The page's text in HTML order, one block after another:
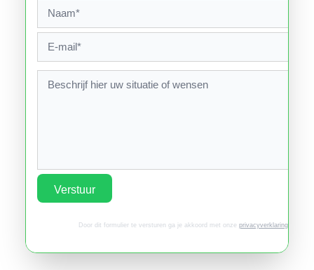
Verstuur
Door dit formulier te versturen ga je akkoord met onze privacyverklaring.